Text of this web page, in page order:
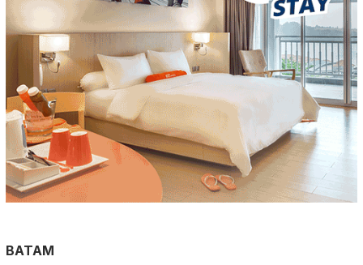
BATAM